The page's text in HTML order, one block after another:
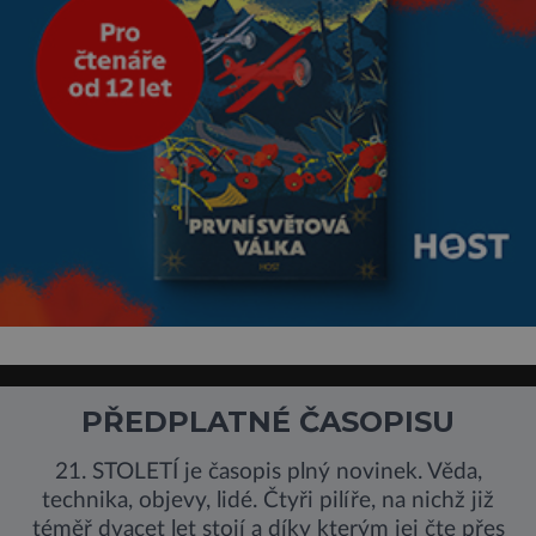
PŘEDPLATNÉ ČASOPISU
21. STOLETÍ je časopis plný novinek. Věda,
technika, objevy, lidé. Čtyři pilíře, na nichž již
téměř dvacet let stojí a díky kterým jej čte přes